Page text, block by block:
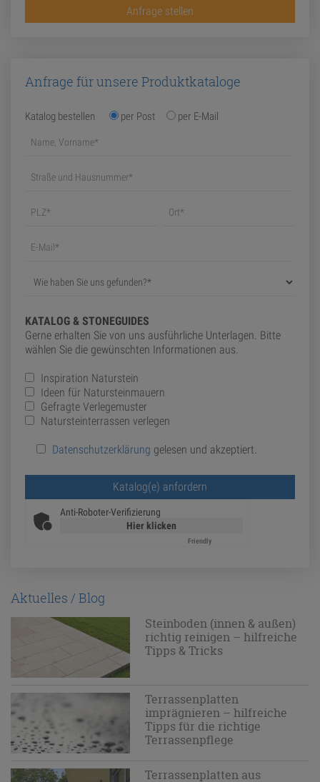
Anfrage stellen
Anfrage für unsere Produktkataloge
Katalog bestellen per Post per E-Mail
KATALOG & STONEGUIDES
Gerne erhalten Sie von uns ausführliche Unterlagen. Bitte
wählen Sie die gewünschten Informationen aus.
Inspiration Naturstein
Ideen für Natursteinmauern
Gefragte Verlegemuster
Natursteinterrassen verlegen
Datenschutzerklärung gelesen und akzeptiert.
Bitte lasse dieses Feld leer.
Anti-Roboter-Verifizierung
Hier klicken
Friendly
Aktuelles / Blog
Steinboden (innen & außen)
richtig reinigen – hilfreiche
Tipps & Tricks
Terrassenplatten
imprägnieren – hilfreiche
Tipps für die richtige
Terrassenpflege
Terrassenplatten aus